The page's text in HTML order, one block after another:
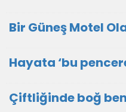
Bir Güneş Motel
Hayata ‘bu
Çiftliğinde boğ